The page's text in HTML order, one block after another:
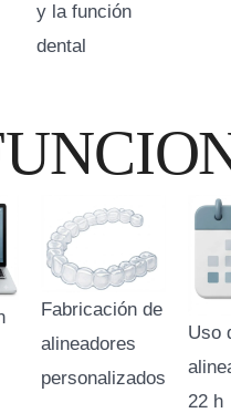
y la función
dental
Fabricación de
alineadores
personalizados
Uso
22 h